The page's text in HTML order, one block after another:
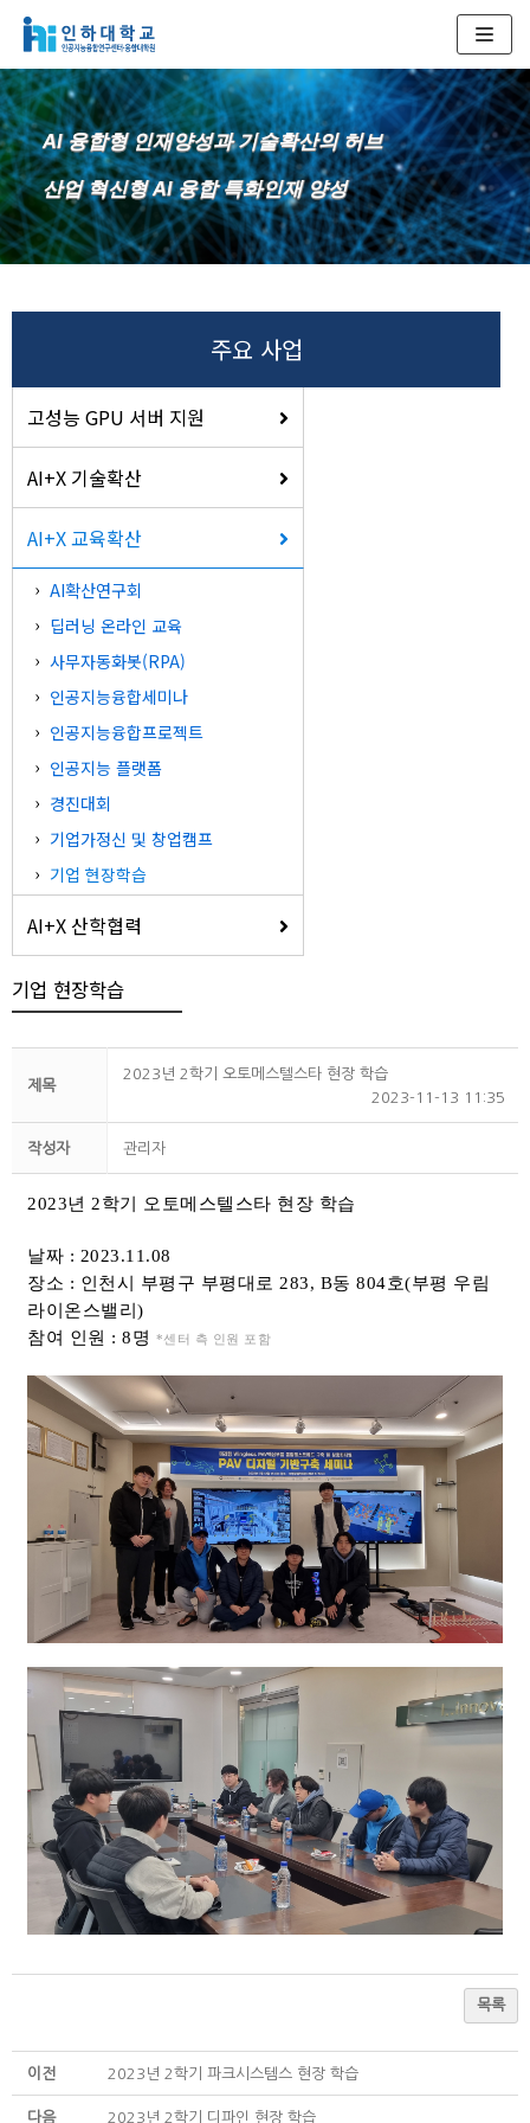
텐
츠
로
건
너
뛰
기
AI 융합형 인재양성과 기술확산의 허브
산업 혁신형 AI 융합 특화인재 양성
주요 사업
고성능 GPU 서버 지원
AI+X 기술확산
AI+X 교육확산
AI확산연구회
딥러닝 온라인 교육
사무자동화봇(RPA)
인공지능융합세미나
인공지능융합프로젝트
인공지능 플랫폼
경진대회
기업가정신 및 창업캠프
기업 현장학습
AI+X 산학협력
기업 현장학습
제목
2023년 2학기 오토메스텔스타 현장 학습
2023-11-13 11:35
작성자 관리자
2023년 2학기 오토메스텔스타 현장 학습
날짜 : 2023.11.08
장소 : 인천시 부평구 부평대로 283, B동 804호(부평 우림
라이온스밸리)
참여 인원 : 8명
*센터 측 인원 포함
목록
이전 2023년 2학기 파크시스템스 현장 학습
다음 2023년 2학기 디파인 현장 학습